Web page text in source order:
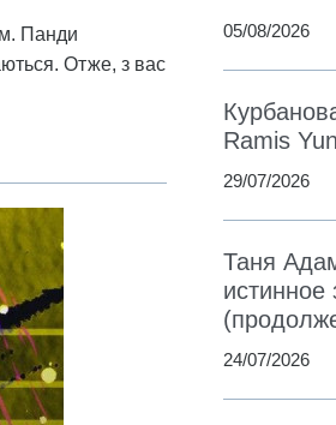
Панди
Отже, з вас
05/08/2026
Ramis
29/07/2026
Таня
истинное
24/07/2026